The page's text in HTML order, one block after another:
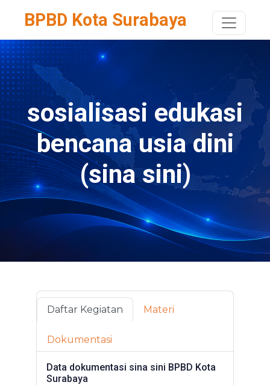
BPBD Kota Surabaya
sosialisasi edukasi
bencana usia dini
(sina sini)
Daftar Kegiatan Materi
Dokumentasi
Data dokumentasi sina sini BPBD Kota
Surabaya